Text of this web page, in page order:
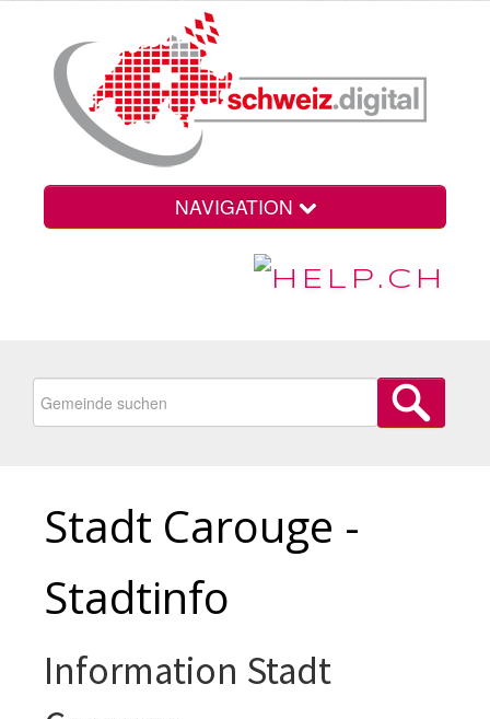
NAVIGATION
Stadt Carouge -
Stadtinfo
Information Stadt